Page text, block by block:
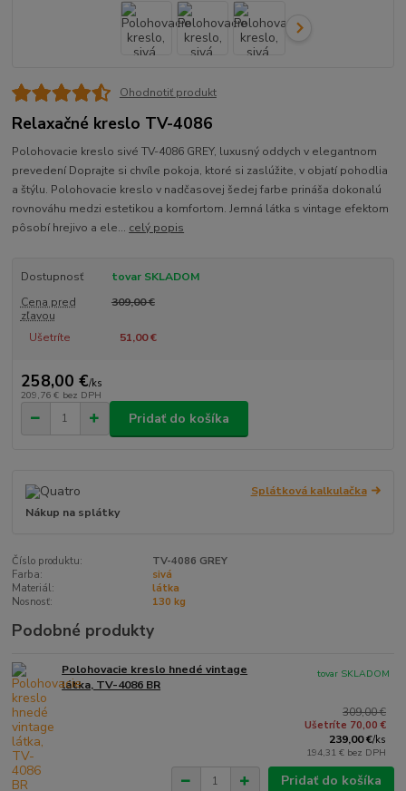
Ohodnotiť produkt
Relaxačné kreslo TV-4086
Polohovacie kreslo sivé TV-4086 GREY, luxusný oddych v elegantnom
prevedení Doprajte si chvíle pokoja, ktoré si zaslúžite, v objatí pohodlia
a štýlu. Polohovacie kreslo v nadčasovej šedej farbe prináša dokonalú
rovnováhu medzi estetikou a komfortom. Jemná látka s vintage efektom
pôsobí hrejivo a ele... celý popis
Dostupnosť
tovar SKLADOM
Cena pred
zľavou
309,00 €
Ušetríte 51,00 €
258,00 €/ks
209,76 € bez DPH
Pridať do košíka
Splátková kalkulačka
Nákup na splátky
Číslo produktu:
TV-4086 GREY
Farba:
sivá
Materiál:
látka
Nosnosť:
130 kg
Podobné produkty
Polohovacie kreslo hnedé vintage
látka, TV-4086 BR
309,00 €
Ušetríte 70,00 €
239,00 €/ks
194,31 € bez DPH
tovar SKLADOM
Pridať do košíka